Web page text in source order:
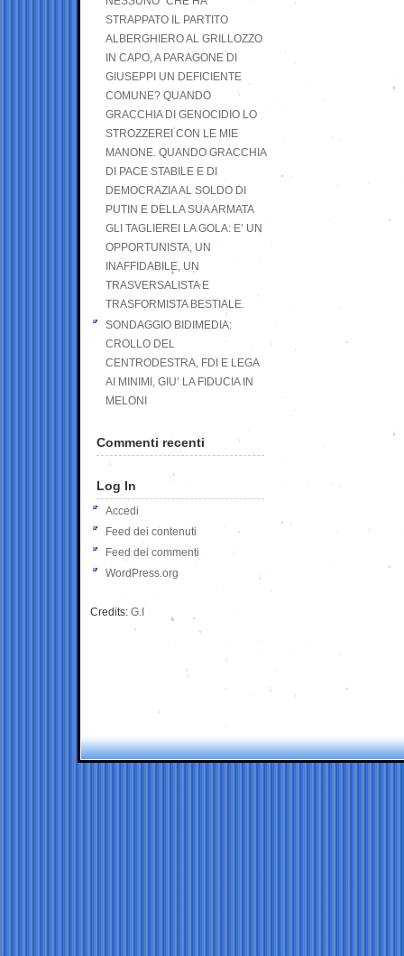
STRAPPATO IL PARTITO
ALBERGHIERO AL GRILLOZZO
IN CAPO, A PARAGONE DI
GIUSEPPI UN DEFICIENTE
COMUNE? QUANDO
GRACCHIA DI GENOCIDIO LO
STROZZEREI CON LE MIE
MANONE. QUANDO GRACCHIA
DI PACE STABILE E DI
DEMOCRAZIA AL SOLDO DI
PUTIN E DELLA SUA ARMATA
GLI TAGLIEREI LA GOLA: E’ UN
OPPORTUNISTA, UN
INAFFIDABILE, UN
TRASVERSALISTA E
TRASFORMISTA BESTIALE.
SONDAGGIO BIDIMEDIA:
CROLLO DEL
CENTRODESTRA, FDI E LEGA
AI MINIMI, GIU’ LA FIDUCIA IN
MELONI
Commenti recenti
Log In
Accedi
Feed dei contenuti
Feed dei commenti
WordPress.org
Credits: G.I